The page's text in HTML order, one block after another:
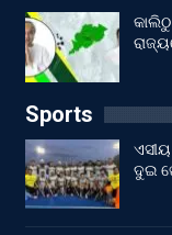
Sports
ଦୁଇ